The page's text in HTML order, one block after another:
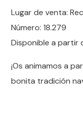
Lugar de venta:
Número: 18.279
Disponible a partir
¡Os animamos a
bonita tradición